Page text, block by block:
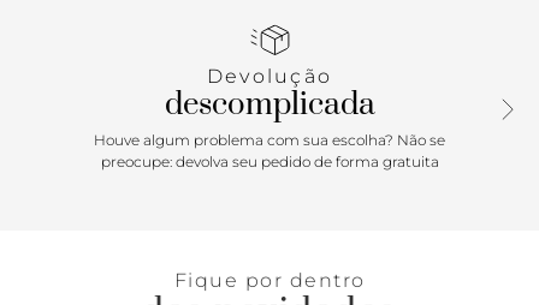
do pé. Possui duas tiras finas que saem das laterais,
palmilha da cor do modelo e inscrição do nome da marca.
A sandália exibe todo o pé.
Porque Apostar
ponto de destaque nas produções. Comfy e descolada, a
Devolução
descomplicada
Houve algum problema com sua escolha? Não se
preocupe: devolva seu pedido de forma gratuita
Fique por dentro